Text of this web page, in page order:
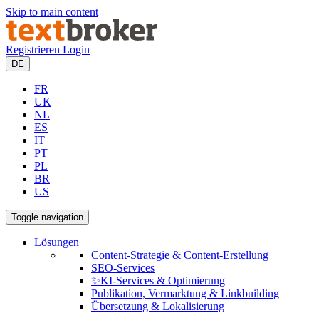
Skip to main content
Registrieren Login
DE
FR
UK
NL
ES
IT
PT
PL
BR
US
Toggle navigation
Lösungen
Content-Strategie & Content-Erstellung
SEO-Services
✨KI-Services & Optimierung
Publikation, Vermarktung & Linkbuilding
Übersetzung & Lokalisierung